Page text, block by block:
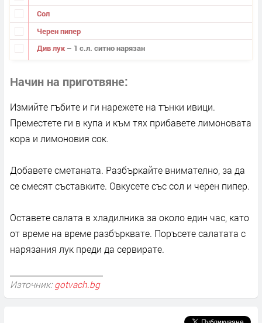
Сол
Черен пипер
Див лук – 1 с.л. ситно нарязан
Начин на приготвяне
Измийте гъбите и ги нарежете на тънки ивици.
Преместете ги в купа и към тях прибавете лимоновата
кора и лимоновия сок.
Добавете сметаната. Разбъркайте внимателно, за да
се смесят съставките. Овкусете със сол и черен пипер.
Оставете салата в хладилника за около един час, като
от време на време разбърквате. Поръсете салатата с
нарязания лук преди да сервирате.
Източник: gotvach.bg